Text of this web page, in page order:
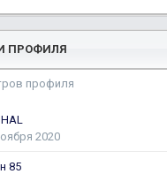
ПРОФИЛЯ
профиля
2020
85